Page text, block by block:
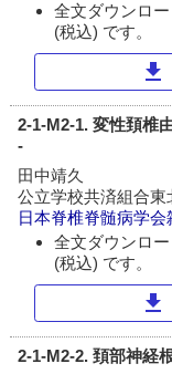
全文ダウンロ
(税込) です。
download
2-1-M2-1. 変性頚椎
-
田中靖久
公立学校共済組合東
日本脊椎脊髄病学会
全文ダウンロ
(税込) です。
download
2-1-M2-2. 頚部神経